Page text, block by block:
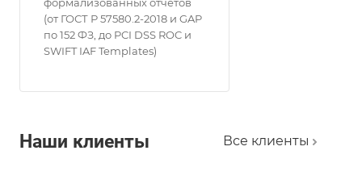
(от ГОСТ Р 57580.2-2018 и GAP
по 152 ФЗ, до PCI DSS ROC и
SWIFT IAF Templates)
Наши клиенты Все клиенты